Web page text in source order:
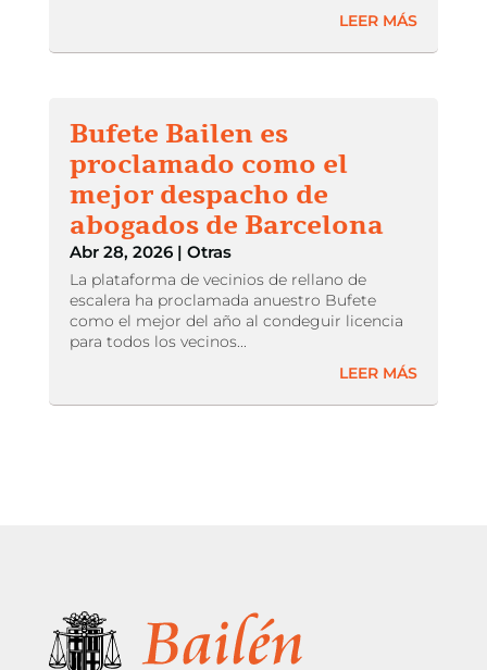
LEER MÁS
Bufete Bailen es
proclamado como el
mejor despacho de
abogados de Barcelona
Abr 28, 2026| Otras
La plataforma de vecinios de rellano de
escalera ha proclamada anuestro Bufete
como el mejor del año al condeguir licencia
para todos los vecinos...
LEER MÁS